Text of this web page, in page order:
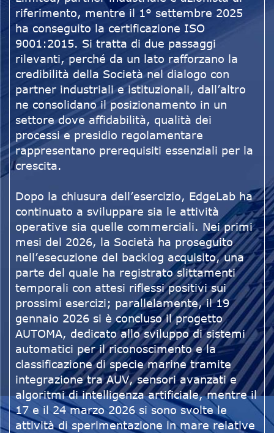
riferimento, mentre il 1° settembre 2025
ha conseguito la certificazione ISO
9001:2015. Si tratta di due passaggi
rilevanti, perché da un lato rafforzano la
credibilità della Società nel dialogo con
partner industriali e istituzionali, dall’altro
ne consolidano il posizionamento in un
settore dove affidabilità, qualità dei
processi e presidio regolamentare
rappresentano prerequisiti essenziali per la
crescita.
Dopo la chiusura dell’esercizio, EdgeLab ha
continuato a sviluppare sia le attività
operative sia quelle commerciali. Nei primi
mesi del 2026, la Società ha proseguito
nell’esecuzione del backlog acquisito, una
parte del quale ha registrato slittamenti
temporali con attesi riflessi positivi sui
prossimi esercizi; parallelamente, il 19
gennaio 2026 si è concluso il progetto
AUTOMA, dedicato allo sviluppo di sistemi
automatici per il riconoscimento e la
classificazione di specie marine tramite
integrazione tra AUV, sensori avanzati e
algoritmi di intelligenza artificiale, mentre il
17 e il 24 marzo 2026 si sono svolte le
attività di sperimentazione in mare relative